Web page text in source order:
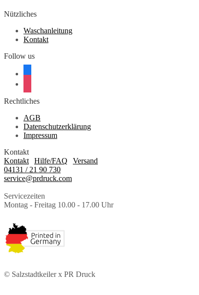
Nützliches
Waschanleitung
Kontakt
Follow us
Rechtliches
AGB
Datenschutzerklärung
Impressum
Kontakt
Kontakt
Hilfe/FAQ
Versand
04131 / 21 90 730
service@prdruck.com
Servicezeiten
Montag - Freitag 10.00 - 17.00 Uhr
© Salzstadtkeiler x PR Druck